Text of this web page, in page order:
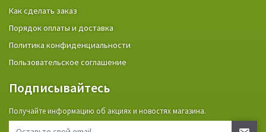
Как сделать заказ
Порядок оплаты и доставка
Политика конфиденциальности
Пользовательское соглашение
Подписывайтесь
Получайте информацию об акциях и новостях магазина.